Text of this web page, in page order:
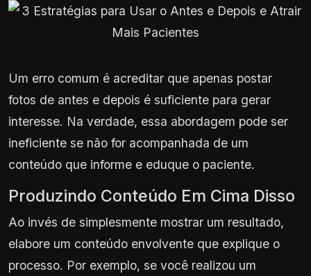
Um erro comum é acreditar que apenas postar
fotos de antes e depois é suficiente para gerar
interesse. Na verdade, essa abordagem pode ser
ineficiente se não for acompanhada de um
conteúdo que informe e eduque o paciente.
Produzindo Conteúdo Em Cima Disso
Ao invés de simplesmente mostrar um resultado,
elabore um conteúdo envolvente que explique o
processo. Por exemplo, se você realizou um